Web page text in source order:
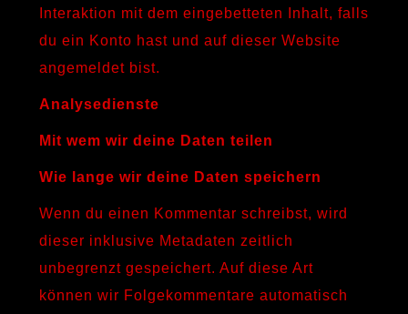
Interaktion mit dem eingebetteten Inhalt, falls
du ein Konto hast und auf dieser Website
angemeldet bist.
Analysedienste
Mit wem wir deine Daten teilen
Wie lange wir deine Daten speichern
Wenn du einen Kommentar schreibst, wird
dieser inklusive Metadaten zeitlich
unbegrenzt gespeichert. Auf diese Art
können wir Folgekommentare automatisch